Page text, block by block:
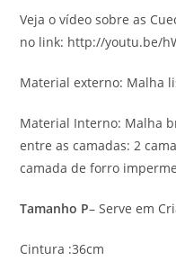
Veja o vídeo sobre as
no link: http://youtu.be/
Material externo: Malha
Material Interno: Malha
entre as camadas: 2
camada de forro
Tamanho P– Serve em
Cintura :36cm